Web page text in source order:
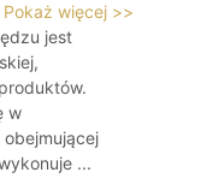
Pokaż więcej >>
jest
w
...